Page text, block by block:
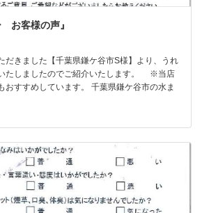
お客様の声』
だきました【千葉県鎌ケ谷市S様】より、うれ
たしましたのでご紹介いたします。 ※当店
おすすめしています。 千葉県鎌ケ谷市の水ま